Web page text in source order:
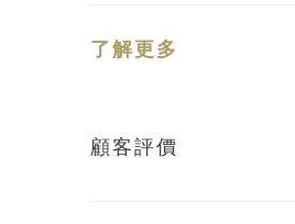
了解更多
顧客評價